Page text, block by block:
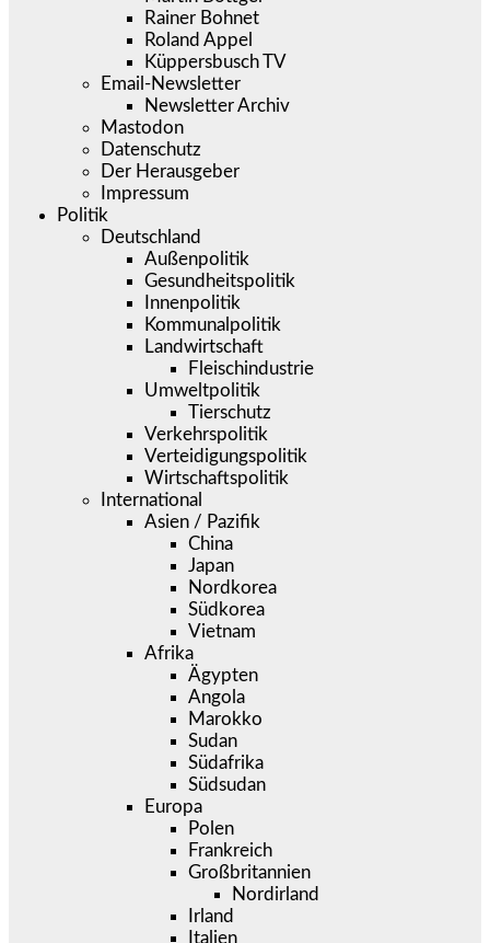
Rainer Bohnet
Roland Appel
Küppersbusch TV
Email-Newsletter
Newsletter Archiv
Mastodon
Datenschutz
Der Herausgeber
Impressum
Politik
Deutschland
Außenpolitik
Gesundheitspolitik
Innenpolitik
Kommunalpolitik
Landwirtschaft
Fleischindustrie
Umweltpolitik
Tierschutz
Verkehrspolitik
Verteidigungspolitik
Wirtschaftspolitik
International
Asien / Pazifik
China
Japan
Nordkorea
Südkorea
Vietnam
Afrika
Ägypten
Angola
Marokko
Sudan
Südafrika
Südsudan
Europa
Polen
Frankreich
Großbritannien
Nordirland
Irland
Italien